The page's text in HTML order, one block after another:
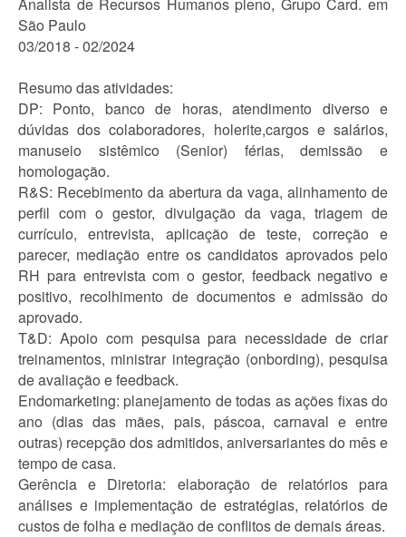
São Paulo
03/2018 - 02/2024
Resumo das atividades:
DP: Ponto, banco de horas, atendimento diverso e
dúvidas dos colaboradores, holerite,cargos e salários,
manuseio sistêmico (Senior) férias, demissão e
homologação.
R&S: Recebimento da abertura da vaga, alinhamento de
perfil com o gestor, divulgação da vaga, triagem de
currículo, entrevista, aplicação de teste, correção e
parecer, mediação entre os candidatos aprovados pelo
RH para entrevista com o gestor, feedback negativo e
positivo, recolhimento de documentos e admissão do
aprovado.
T&D: Apoio com pesquisa para necessidade de criar
treinamentos, ministrar integração (onbording), pesquisa
de avaliação e feedback.
Endomarketing: planejamento de todas as ações fixas do
ano (dias das mães, pais, páscoa, carnaval e entre
outras) recepção dos admitidos, aniversariantes do mês e
tempo de casa.
Gerência e Diretoria: elaboração de relatórios para
análises e implementação de estratégias, relatórios de
custos de folha e mediação de conflitos de demais áreas.